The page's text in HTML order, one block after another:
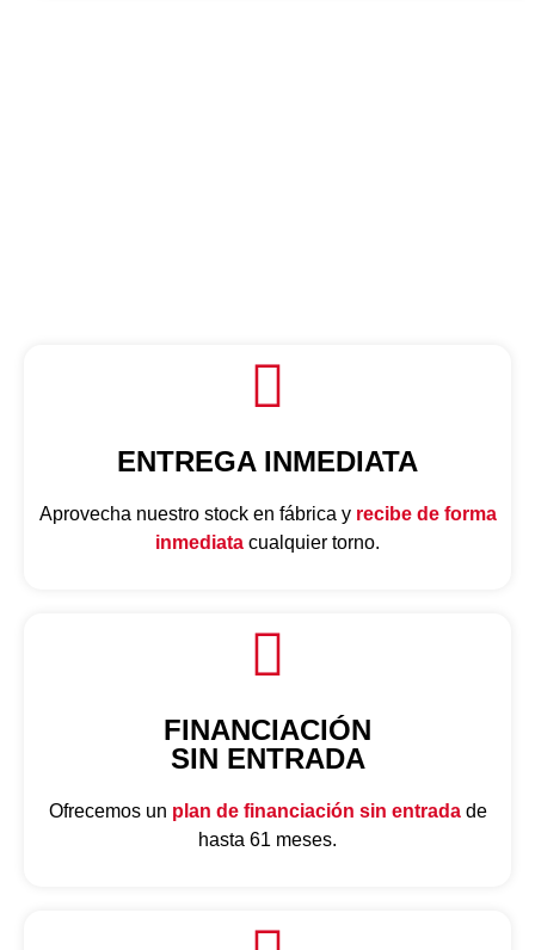
ENTREGA INMEDIATA
Aprovecha nuestro stock en fábrica y recibe de forma
inmediata cualquier torno.
FINANCIACIÓN
SIN ENTRADA
Ofrecemos un plan de financiación sin entradade
hasta 61 meses.